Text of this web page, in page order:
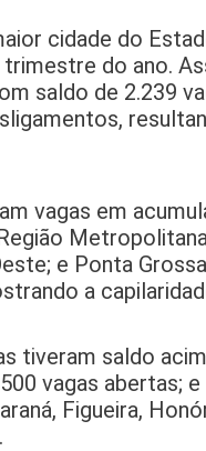
cidade do
do ano.
saldo de 2.239
vagas em
e Ponta
a
tiveram saldo
vagas abertas;
Figueira,